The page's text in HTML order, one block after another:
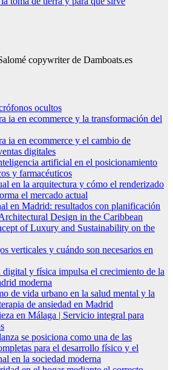
copywriter de Damboats.es
ocultos
ia en ecommerce y la transformación del
ia en ecommerce y el cambio de
digitales
artificial en el posicionamiento
y farmacéuticos
en la arquitectura y cómo el renderizado
el mercado actual
en Madrid: resultados con planificación
Design in the Caribbean
of Luxury and Sustainability on the
verticales y cuándo son necesarios en
y física impulsa el crecimiento de la
moderna
de vida urbano en la salud mental y la
de ansiedad en Madrid
en Málaga | Servicio integral para
se posiciona como una de las
para el desarrollo físico y el
en la sociedad moderna